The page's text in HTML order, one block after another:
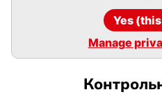
Yes
Manage